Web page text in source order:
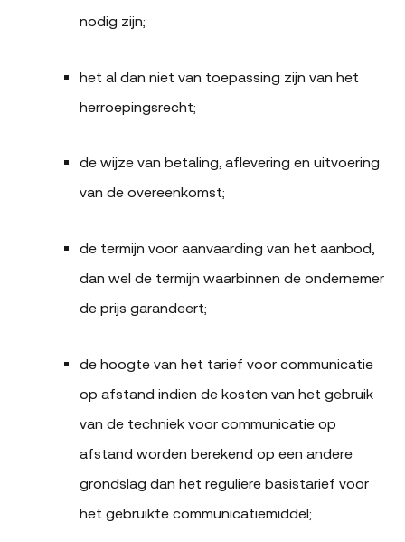
nodig zijn;
het al dan niet van toepassing zijn van het
herroepingsrecht;
de wijze van betaling, aflevering en uitvoering
van de overeenkomst;
de termijn voor aanvaarding van het aanbod,
dan wel de termijn waarbinnen de ondernemer
de prijs garandeert;
de hoogte van het tarief voor communicatie
op afstand indien de kosten van het gebruik
van de techniek voor communicatie op
afstand worden berekend op een andere
grondslag dan het reguliere basistarief voor
het gebruikte communicatiemiddel;